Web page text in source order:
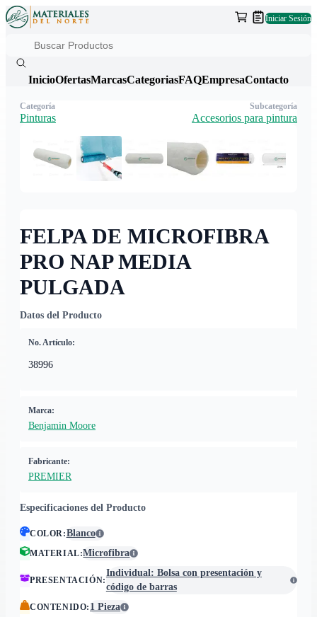
Iniciar Sesión
InicioOfertasMarcasCategoriasFAQEmpresaContacto
FELPA DE MICROFIBRA
PRO NAP MEDIA
PULGADA
Datos del Producto
No. Artículo:
38996
Marca:
Benjamin Moore
Fabricante:
PREMIER
Especificaciones del Producto
COLOR:Blanco
MATERIAL:Microfibra
PRESENTACIÓN:
Individual: Bolsa con presentación y
código de barras
CONTENIDO: 1 Pieza
Categoría
Pinturas
Subcategoría
Accesorios para pintura